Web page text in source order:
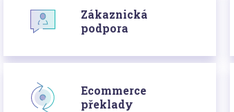
Zákaznická
podpora
Ecommerce
překlady